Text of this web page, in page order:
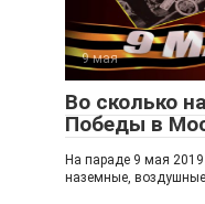
ss
ni
ki
9 мая
Во сколько
Победы в
На параде 9 мая
наземные,